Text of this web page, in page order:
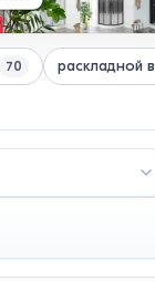
70 раскладной